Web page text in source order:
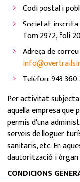
Codi postal i
Societat inscrita
Tom 2972, foli
Adreça de
Telèfon: 943 360
Per activitat
aquella empresa que
permís d'una
serveis de lloguer
sanitaris, etc. En
dautorització i òrgan
CONDICIONS